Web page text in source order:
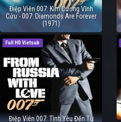
Điệp Viên 007: Kim Cương Vĩnh
Cửu - 007: Diamonds Are Forever
(1971)
Full HD Vietsub
Điệp Viên 007: Tình Yêu Đến Từ